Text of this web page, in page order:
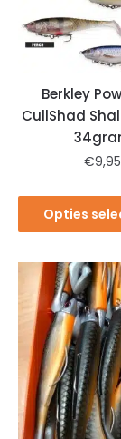
Berkley
CullShad
€9,95
Opties